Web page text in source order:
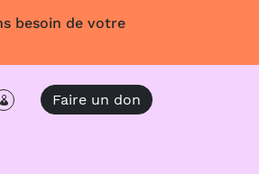
besoin de votre
Faire un don